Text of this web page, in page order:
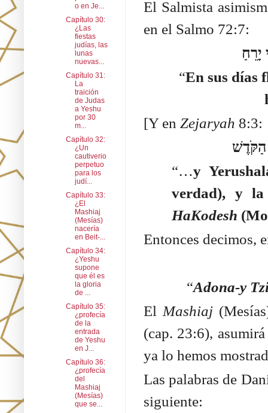
El Salmista
en el Salmo 72:7:
יָרֵחַ
“En sus días
[Y en Zejaryah 8:3:
“…y
verdad), y
HaKodesh
Entonces decimos,
“Adona-y
El Mashiaj
(cap. 23:6),
ya lo hemos
Las palabras de
siguiente:
o en Je...
Capítulo 30:
¿Las
fiestas
judías, las
lunas
nuevas...
Capítulo 31:
La
traición
de Judas
a Yeshu
por 30
m...
Capítulo 32:
¿Un
cautiverio
perpetuo
para los
judí...
Capítulo 33:
¿El
Mashiaj
(Mesías)
nacería
en Beit-...
Capítulo 34:
¿Yeshu
supone
que él es
la gloria
de ...
Capítulo 35:
¿profecía
de la
entrada
de Yeshu
en J...
Capítulo 36:
¿profecía
del
Mashiaj
(Mesías)
que se...